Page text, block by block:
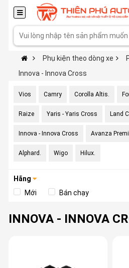
Phụ kiện theo dòng xe
Innova - Innova Cross
Vios Camry Corolla Altis.
Raize Yaris - Yaris Cross Land
Innova - Innova Cross Avanza
Alphard. Wigo Hilux.
Hãng
Mới
Bán chạy
INNOVA - INNOVA